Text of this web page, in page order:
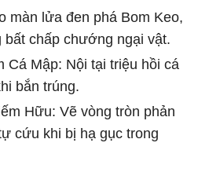
màn lửa đen phá Bom Keo,
chấp chướng ngại vật.
Cá Mập: Nội tại triệu hồi cá
bắn trúng.
Hữu: Vẽ vòng tròn phản
cứu khi bị hạ gục trong